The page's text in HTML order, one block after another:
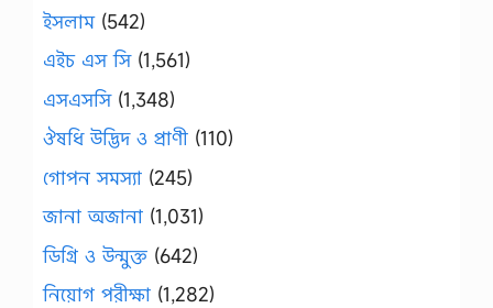
ইসলাম(542)
এইচ এস সি(1,561)
এসএসসি(1,348)
ঔষধি উদ্ভিদ ও প্রাণী (110)
গোপন সমস্যা (245)
জানা অজানা (1,031)
ডিগ্রি ও উন্মুক্ত (642)
নিয়োগ পরীক্ষা (1,282)